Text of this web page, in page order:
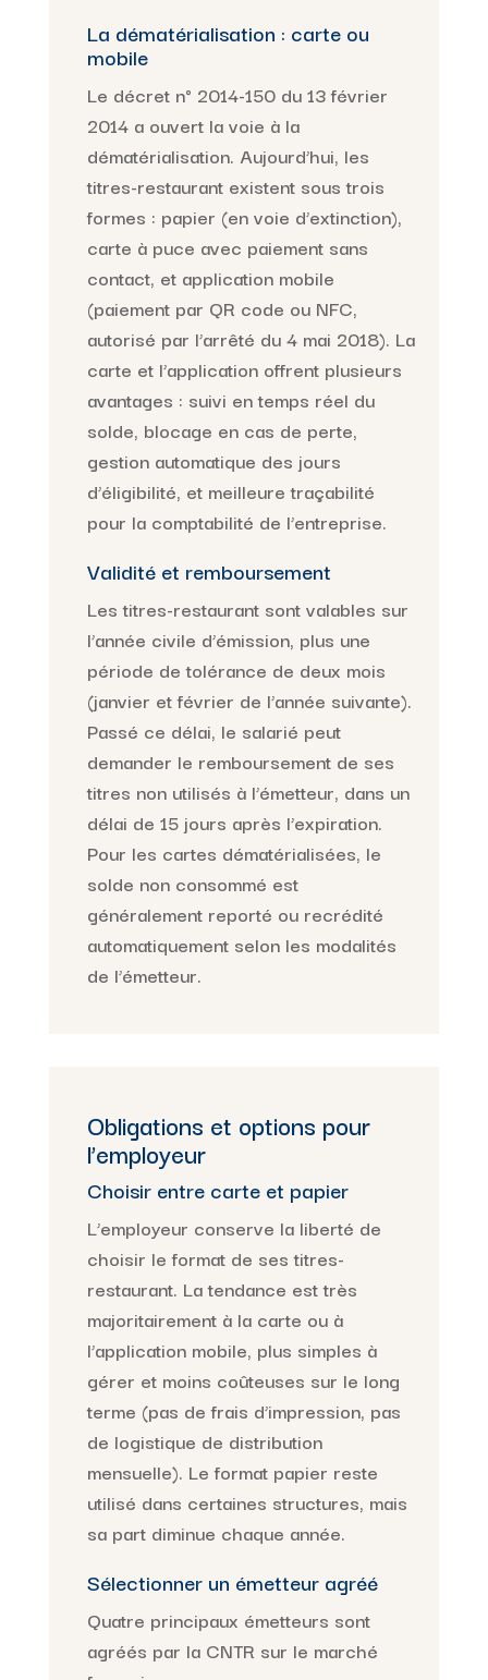
La dématérialisation : carte ou
mobile
Le décret n° 2014-150 du 13 février
2014 a ouvert la voie à la
dématérialisation. Aujourd’hui, les
titres-restaurant existent sous trois
formes : papier (en voie d’extinction),
carte à puce avec paiement sans
contact, et application mobile
(paiement par QR code ou NFC,
autorisé par l’arrêté du 4 mai 2018). La
carte et l’application offrent plusieurs
avantages : suivi en temps réel du
solde, blocage en cas de perte,
gestion automatique des jours
d’éligibilité, et meilleure traçabilité
pour la comptabilité de l’entreprise.
Validité et remboursement
Les titres-restaurant sont valables sur
l’année civile d’émission, plus une
période de tolérance de deux mois
(janvier et février de l’année suivante).
Passé ce délai, le salarié peut
demander le remboursement de ses
titres non utilisés à l’émetteur, dans un
délai de 15 jours après l’expiration.
Pour les cartes dématérialisées, le
solde non consommé est
généralement reporté ou recrédité
automatiquement selon les modalités
de l’émetteur.
Obligations et options pour
l’employeur
Choisir entre carte et papier
L’employeur conserve la liberté de
choisir le format de ses titres-
restaurant. La tendance est très
majoritairement à la carte ou à
l’application mobile, plus simples à
gérer et moins coûteuses sur le long
terme (pas de frais d’impression, pas
de logistique de distribution
mensuelle). Le format papier reste
utilisé dans certaines structures, mais
sa part diminue chaque année.
Sélectionner un émetteur agréé
Quatre principaux émetteurs sont
agréés par la CNTR sur le marché